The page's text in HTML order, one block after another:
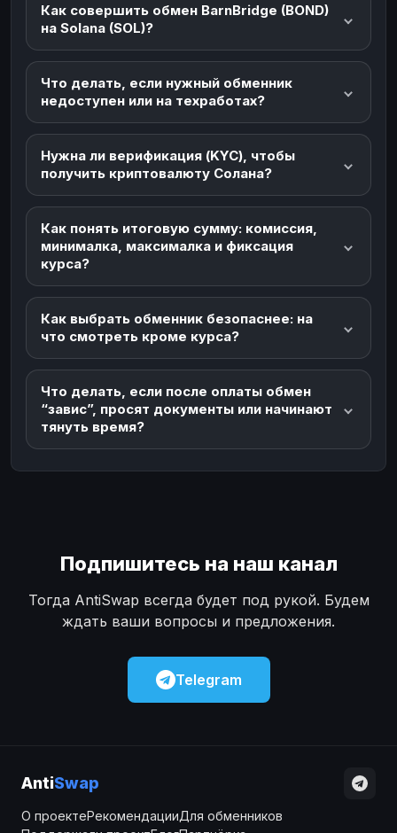
Как совершить обмен BarnBridge (BOND)
на Solana (SOL)?
Что делать, если нужный обменник
недоступен или на техработах?
Нужна ли верификация (KYC), чтобы
получить криптовалюту Солана?
Как понять итоговую сумму: комиссия,
минималка, максималка и фиксация
курса?
Как выбрать обменник безопаснее: на
что смотреть кроме курса?
Что делать, если после оплаты обмен
“завис”, просят документы или начинают
тянуть время?
Подпишитесь на наш канал
Тогда AntiSwap всегда будет под рукой. Будем
ждать ваши вопросы и предложения.
Telegram
AntiSwap
О проектеРекомендацииДля обменников